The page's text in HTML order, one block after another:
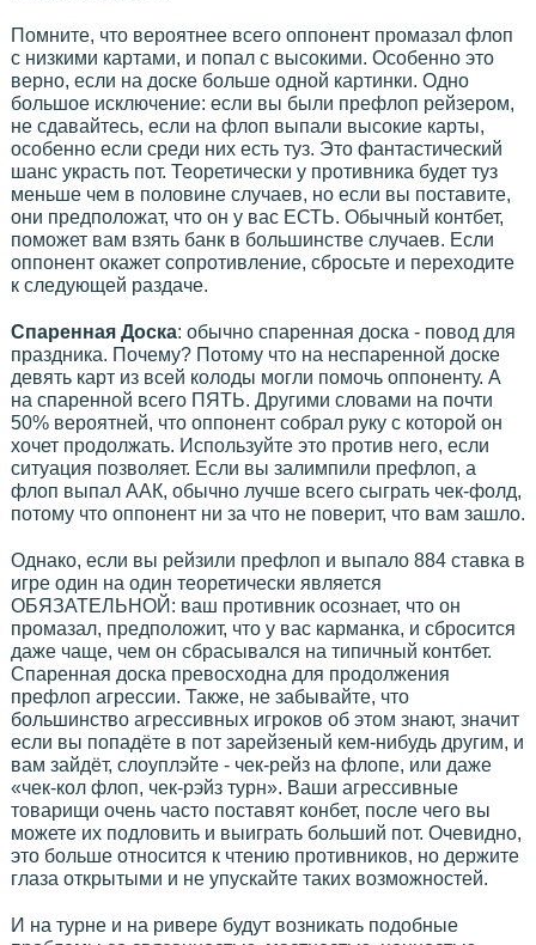
Помните, что вероятнее всего оппонент промазал флоп
с низкими картами, и попал с высокими. Особенно это
верно, если на доске больше одной картинки. Одно
большое исключение: если вы были префлоп рейзером,
не сдавайтесь, если на флоп выпали высокие карты,
особенно если среди них есть туз. Это фантастический
шанс украсть пот. Теоретически у противника будет туз
меньше чем в половине случаев, но если вы поставите,
они предположат, что он у вас ЕСТЬ. Обычный контбет,
поможет вам взять банк в большинстве случаев. Если
оппонент окажет сопротивление, сбросьте и переходите
к следующей раздаче.
Спаренная Доска: обычно спаренная доска - повод для
праздника. Почему? Потому что на неспаренной доске
девять карт из всей колоды могли помочь оппоненту. А
на спаренной всего ПЯТЬ. Другими словами на почти
50% вероятней, что оппонент собрал руку с которой он
хочет продолжать. Используйте это против него, если
ситуация позволяет. Если вы залимпили префлоп, а
флоп выпал ААК, обычно лучше всего сыграть чек-фолд,
потому что оппонент ни за что не поверит, что вам зашло.
Однако, если вы рейзили префлоп и выпало 884 ставка в
игре один на один теоретически является
ОБЯЗАТЕЛЬНОЙ: ваш противник осознает, что он
промазал, предположит, что у вас карманка, и сбросится
даже чаще, чем он сбрасывался на типичный контбет.
Спаренная доска превосходна для продолжения
префлоп агрессии. Также, не забывайте, что
большинство агрессивных игроков об этом знают, значит
если вы попадёте в пот зарейзеный кем-нибудь другим, и
вам зайдёт, слоуплэйте - чек-рейз на флопе, или даже
«чек-кол флоп, чек-рэйз турн». Ваши агрессивные
товарищи очень часто поставят конбет, после чего вы
можете их подловить и выиграть больший пот. Очевидно,
это больше относится к чтению противников, но держите
глаза открытыми и не упускайте таких возможностей.
И на турне и на ривере будут возникать подобные